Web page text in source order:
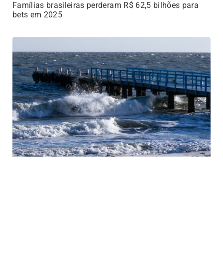
Famílias brasileiras perderam R$ 62,5 bilhões para
bets em 2025